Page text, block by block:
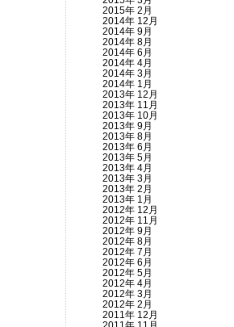
2015年 2月
2014年 12月
2014年 9月
2014年 8月
2014年 6月
2014年 4月
2014年 3月
2014年 1月
2013年 12月
2013年 11月
2013年 10月
2013年 9月
2013年 8月
2013年 6月
2013年 5月
2013年 4月
2013年 3月
2013年 2月
2013年 1月
2012年 12月
2012年 11月
2012年 9月
2012年 8月
2012年 7月
2012年 6月
2012年 5月
2012年 4月
2012年 3月
2012年 2月
2011年 12月